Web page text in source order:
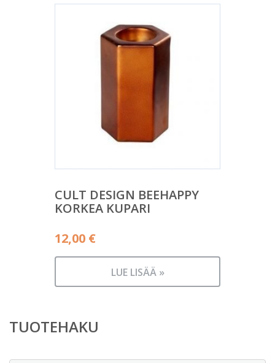
CULT DESIGN BEEHAPPY
KORKEA KUPARI
12,00 €
LUE LISÄÄ »
TUOTEHAKU